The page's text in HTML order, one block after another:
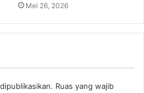
Mei 26, 2026
Ruas yang wajib